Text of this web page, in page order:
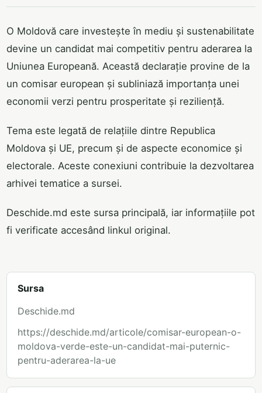
O Moldovă care investește în mediu și sustenabilitate
devine un candidat mai competitiv pentru aderarea la
Uniunea Europeană. Această declarație provine de la
un comisar european și subliniază importanța unei
economii verzi pentru prosperitate și reziliență.
Tema este legată de relațiile dintre Republica
Moldova și UE, precum și de aspecte economice și
electorale. Aceste conexiuni contribuie la dezvoltarea
arhivei tematice a sursei.
Deschide.md este sursa principală, iar informațiile pot
fi verificate accesând linkul original.
Sursa
Deschide.md
https://deschide.md/articole/comisar-european-o-
moldova-verde-este-un-candidat-mai-puternic-
pentru-aderarea-la-ue